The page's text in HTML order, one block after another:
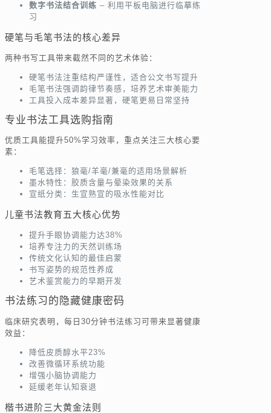
数字书法结合训练 – 利用平板电脑进行临摹练
习
硬笔与毛笔书法的核心差异
两种书写工具带来截然不同的艺术体验：
硬笔书法注重结构严谨性，适合公文书写提升
毛笔书法强调韵律节奏感，培养艺术审美能力
工具投入成本差异显著，硬笔更易日常坚持
专业书法工具选购指南
优质工具能提升50%学习效率，重点关注三大核心要
素：
毛笔选择：狼毫/羊毫/兼毫的适用场景解析
墨水特性：胶质含量与晕染效果的关系
宣纸分类：生宣熟宣的吸水性能对比
儿童书法教育五大核心优势
提升手眼协调能力达38%
培养专注力的天然训练场
传统文化认知的最佳启蒙
书写姿势的规范性养成
艺术鉴赏能力的早期开发
书法练习的隐藏健康密码
临床研究表明，每日30分钟书法练习可带来显著健康
效益：
降低皮质醇水平23%
改善微循环系统功能
增强小脑协调能力
延缓老年认知衰退
楷书进阶三大黄金法则